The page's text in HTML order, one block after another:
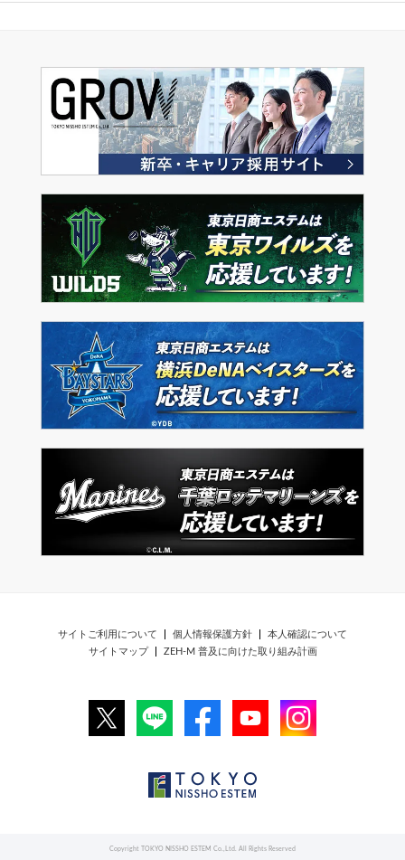
サイトご利用について 個人情報保護方針
本人確認について
サイトマップ
ZEH-M 普及に向けた取り組み計画
Copyright TOKYO NISSHO ESTEM Co.,Ltd. All Rights Reserved